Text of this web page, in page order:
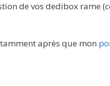
de vos dedibox rame
après que mon